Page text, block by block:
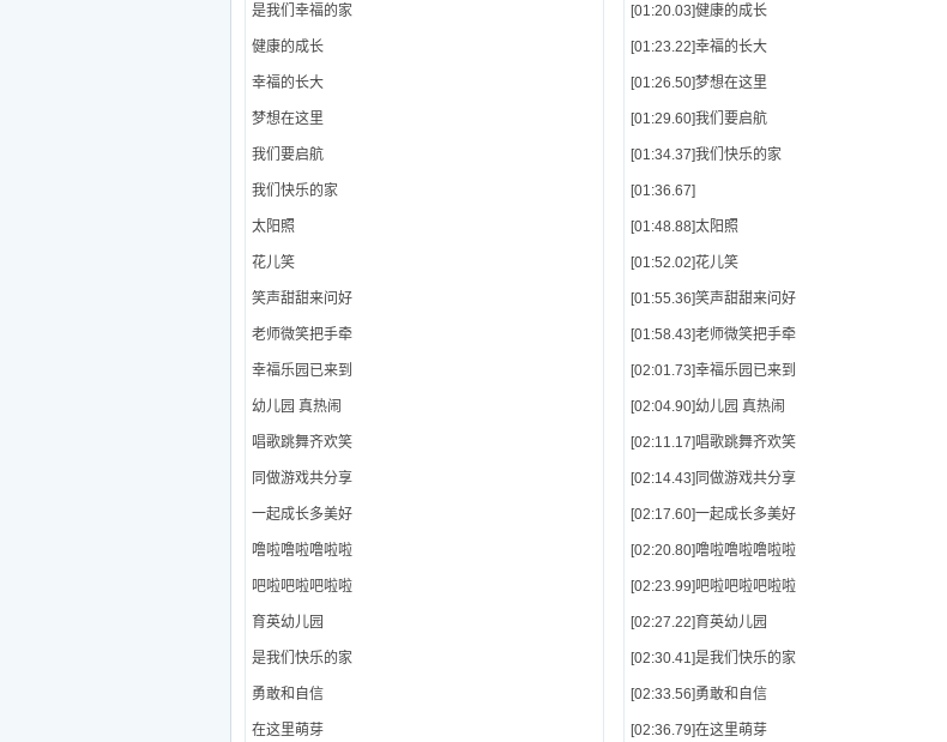
是我们幸福的家
健康的成长
幸福的长大
梦想在这里
我们要启航
我们快乐的家
太阳照
花儿笑
笑声甜甜来问好
老师微笑把手牵
幸福乐园已来到
幼儿园 真热闹
唱歌跳舞齐欢笑
同做游戏共分享
一起成长多美好
噜啦噜啦噜啦啦
吧啦吧啦吧啦啦
育英幼儿园
是我们快乐的家
勇敢和自信
在这里萌芽
[01:20.03]健康的成长
[01:23.22]幸福的长大
[01:26.50]梦想在这里
[01:29.60]我们要启航
[01:34.37]我们快乐的家
[01:36.67]
[01:48.88]太阳照
[01:52.02]花儿笑
[01:55.36]笑声甜甜来问好
[01:58.43]老师微笑把手牵
[02:01.73]幸福乐园已来到
[02:04.90]幼儿园 真热闹
[02:11.17]唱歌跳舞齐欢笑
[02:14.43]同做游戏共分享
[02:17.60]一起成长多美好
[02:20.80]噜啦噜啦噜啦啦
[02:23.99]吧啦吧啦吧啦啦
[02:27.22]育英幼儿园
[02:30.41]是我们快乐的家
[02:33.56]勇敢和自信
[02:36.79]在这里萌芽